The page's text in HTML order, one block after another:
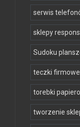
serwis
sklepy
Sudoku
teczki
torebki
tworzenie